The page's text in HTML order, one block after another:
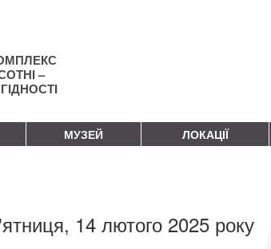
–
МУЗЕЙ ЛОКАЦІЇ
14 лютого 2025 року